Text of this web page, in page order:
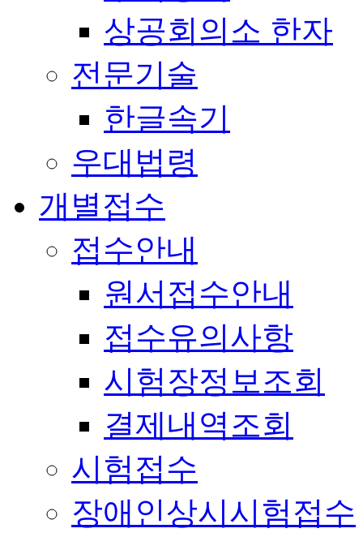
상공회의소 한자
전문기술
한글속기
우대법령
개별접수
접수안내
원서접수안내
접수유의사항
시험장정보조회
결제내역조회
시험접수
장애인상시시험접수